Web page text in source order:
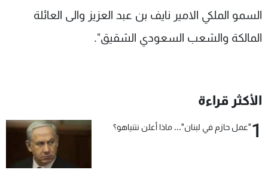
السمو الملكي الامير نايف بن عبد العزيز والى العائلة
المالكة والشعب السعودي الشقيق".
الأكثر قراءة
1"عمل حازم في لبنان"... ماذا أعلن نتنياهو؟